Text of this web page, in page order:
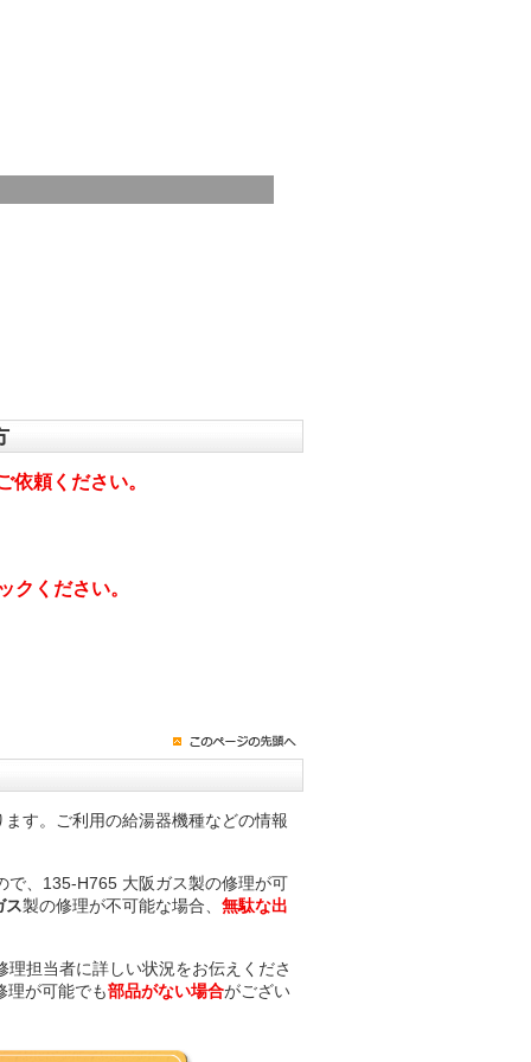
頼ください。
クください。
す。ご利用の給湯器機種などの情報
で、135-H765 大阪ガス製の修理が可
ス製の修理が不可能な場合、 無駄な出
担当者に詳しい状況をお伝えくださ
理が可能でも部品がない場合がござい